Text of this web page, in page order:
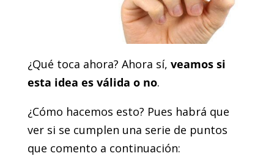
¿Qué toca ahora? Ahora sí, veamos si
esta idea es válida o no.
¿Cómo hacemos esto? Pues habrá que
ver si se cumplen una serie de puntos
que comento a continuación: